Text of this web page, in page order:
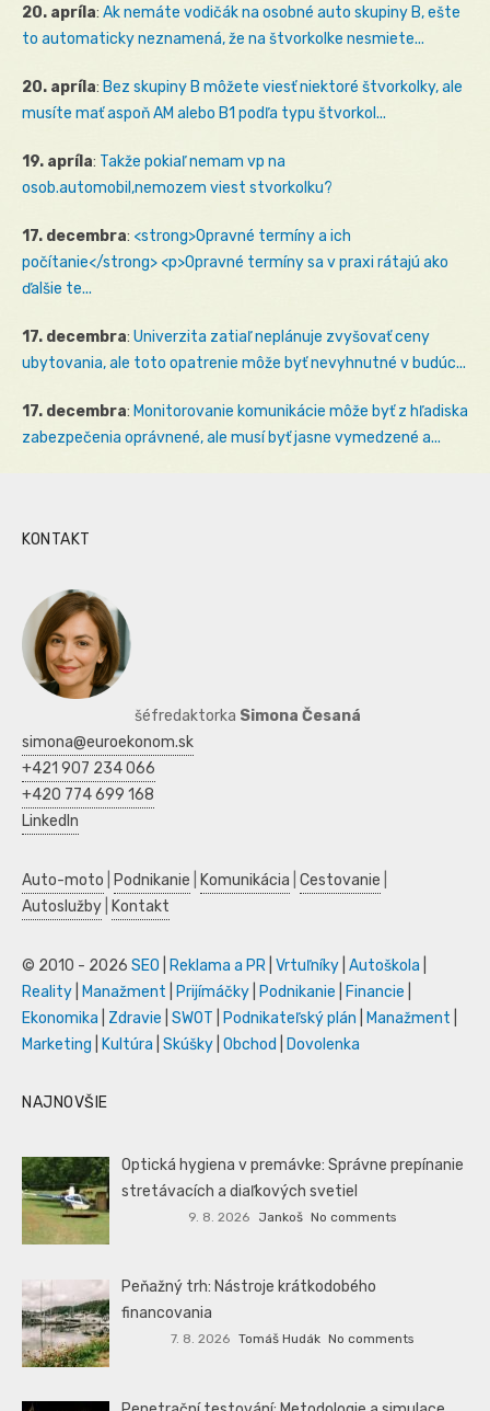
20. apríla: Ak nemáte vodičák na osobné auto skupiny B, ešte
to automaticky neznamená, že na štvorkolke nesmiete...
20. apríla: Bez skupiny B môžete viesť niektoré štvorkolky, ale
musíte mať aspoň AM alebo B1 podľa typu štvorkol...
19. apríla: Takže pokiaľ nemam vp na
osob.automobil,nemozem viest stvorkolku?
17. decembra: <strong>Opravné termíny a ich
počítanie</strong> <p>Opravné termíny sa v praxi rátajú ako
ďalšie te...
17. decembra: Univerzita zatiaľ neplánuje zvyšovať ceny
ubytovania, ale toto opatrenie môže byť nevyhnutné v budúc...
17. decembra: Monitorovanie komunikácie môže byť z hľadiska
zabezpečenia oprávnené, ale musí byť jasne vymedzené a...
KONTAKT
šéfredaktorka Simona Česaná
simona@euroekonom.sk
+421 907 234 066
+420 774 699 168
LinkedIn
Auto-moto Podnikanie Komunikácia Cestovanie
Autoslužby
Kontakt
© 2010 - 2026 SEO Reklama a PR Vrtuľníky Autoškola
Reality
Manažment Prijímáčky Podnikanie Financie
Ekonomika
Zdravie SWOT Podnikateľský plán Manažment
Marketing
Kultúra Skúšky Obchod Dovolenka
NAJNOVŠIE
Optická hygiena v premávke: Správne prepínanie
stretávacích a diaľkových svetiel
9. 8. 2026 Jankoš No comments
Peňažný trh: Nástroje krátkodobého
financovania
7. 8. 2026 Tomáš Hudák No comments